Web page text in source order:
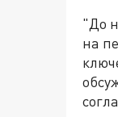
"До
на